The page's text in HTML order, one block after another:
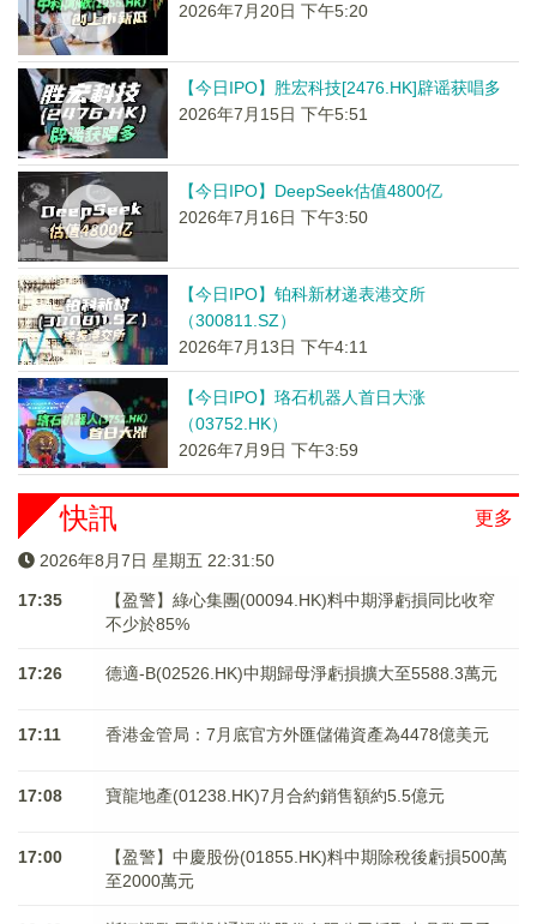
2026年7月20日 下午5:20
【今日IPO】胜宏科技[2476.HK]辟谣获唱多
2026年7月15日 下午5:51
【今日IPO】DeepSeek估值4800亿
2026年7月16日 下午3:50
【今日IPO】铂科新材递表港交所
（300811.SZ）
2026年7月13日 下午4:11
【今日IPO】珞石机器人首日大涨
（03752.HK）
2026年7月9日 下午3:59
更多
快訊
2026年8月7日 星期五 22:31:50
17:35
【盈警】綠心集團(00094.HK)料中期淨虧損同比收窄
不少於85%
17:26 德適-B(02526.HK)中期歸母淨虧損擴大至5588.3萬元
17:11 香港金管局：7月底官方外匯儲備資產為4478億美元
17:08 寶龍地產(01238.HK)7月合約銷售額約5.5億元
17:00
【盈警】中慶股份(01855.HK)料中期除稅後虧損500萬
至2000萬元